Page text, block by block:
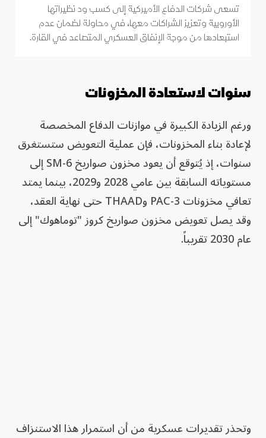
تسعى شركات الدفاع الأميركية إلى كسب ود نظيراتها
الأوروبية وتعزيز الشراكات معها، في محاولة لضمان عدم
استبعادها من موجة الإنفاق العسكري المتصاعد في القارة.
سنوات لاستعادة المخزونات
ورغم الزيادة الكبيرة في موازنات الدفاع المخصصة
لإعادة بناء المخزونات، فإن عملية التعويض ستستغرق
سنوات، إذ يُتوقع أن يعود مخزون صواريخ SM-6 إلى
مستوياته السابقة بين عامي 2028 و2029، بينما يمتد
تعافي مخزونات PAC-3 وTHAAD حتى نهاية العقد،
وقد يصل تعويض مخزون صواريخ كروز "توماهوك" إلى
عام 2030 تقريباً.
وتحذر تقديرات عسكرية من أن استمرار هذا الاستنزاف